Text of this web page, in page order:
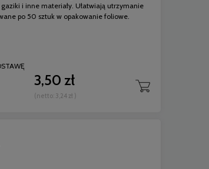
i inne materiały. Ułatwiają utrzymanie
po 50 sztuk w opakowanie foliowe.
3,50 zł
(netto: 3,24 zł )